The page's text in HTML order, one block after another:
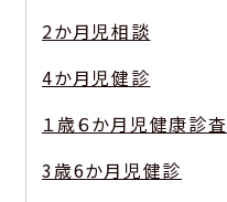
2か月児相談
4か月児健診
１歳６か月児健康診査
3歳6か月児健診